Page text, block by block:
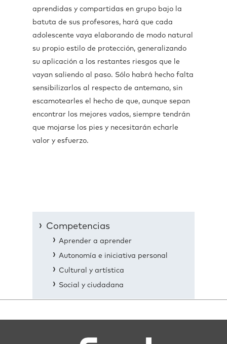
aprendidas y compartidas en grupo bajo la
batuta de sus profesores, hará que cada
adolescente vaya elaborando de modo natural
su propio estilo de protección, generalizando
su aplicación a los restantes riesgos que le
vayan saliendo al paso. Sólo habrá hecho falta
sensibilizarlos al respecto de antemano, sin
escamotearles el hecho de que, aunque sepan
encontrar los mejores vados, siempre tendrán
que mojarse los pies y necesitarán echarle
valor y esfuerzo.
Competencias
Aprender a aprender
Autonomía e iniciativa personal
Cultural y artística
Social y ciudadana